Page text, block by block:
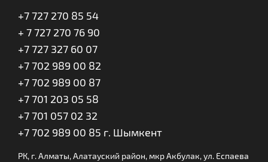
+7 727 270 85 54
+ 7 727 270 76 90
+7 727 327 60 07
+7 702 989 00 82
+7 702 989 00 87
+7 701 203 05 58
+7 701 057 02 32
+7 702 989 00 85 г. Шымкент
РК, г. Алматы, Алатауский район, мкр Акбулак, ул. Еспаева